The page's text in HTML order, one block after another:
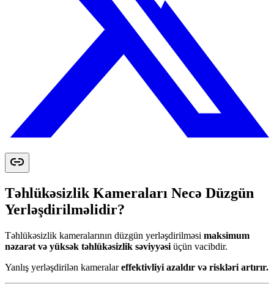
Təhlükəsizlik Kameraları Necə Düzgün
Yerləşdirilməlidir?
Təhlükəsizlik kameralarının düzgün yerləşdirilməsi maksimum
nəzarət və yüksək təhlükəsizlik səviyyəsi üçün vacibdir.
Yanlış yerləşdirilən kameralareffektivliyi azaldır və riskləri artırır.